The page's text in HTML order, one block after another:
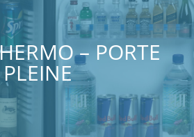
– PORTE
PLEINE